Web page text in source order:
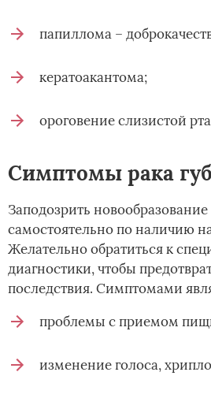
папиллома –
кератоакантома;
ороговение слизистой
Симптомы рака
Заподозрить
самостоятельно по наличию
Желательно обратиться к
диагностики, чтобы
последствия. Симптомами
проблемы с приемом
изменение голоса,